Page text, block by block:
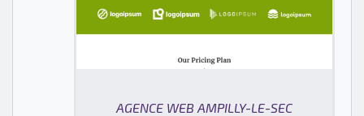
AGENCE WEB AMPILLY-LE-SEC